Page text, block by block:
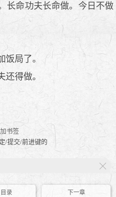
长命功夫长命做。今日不做
局了。
得做。
书签
/提交/前进键的
目录 下一章